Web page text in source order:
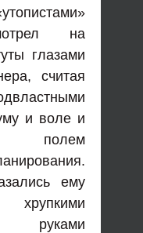
на
глазами
считая
и воле и
полем
ему
руками